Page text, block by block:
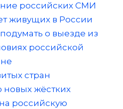
российских СМИ
живущих в России
о выезде из
российской
стран
новых жёстких
российскую